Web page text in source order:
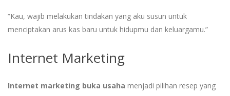
“Kau, wajib melakukan tindakan yang aku susun untuk
menciptakan arus kas baru untuk hidupmu dan keluargamu.”
Internet Marketing
Internet marketing buka usaha menjadi pilihan resep yang